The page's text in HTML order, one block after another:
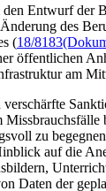
Entwurf der
des
(18/8183
öffentlichen
am
zu
auf die
Daten der